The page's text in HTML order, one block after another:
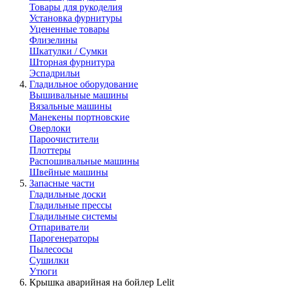
Товары для рукоделия
Установка фурнитуры
Уцененные товары
Флизелины
Шкатулки / Сумки
Шторная фурнитура
Эспадрильи
Гладильное оборудование
Вышивальные машины
Вязальные машины
Манекены портновские
Оверлоки
Пароочистители
Плоттеры
Распошивальные машины
Швейные машины
Запасные части
Гладильные доски
Гладильные прессы
Гладильные системы
Отпариватели
Парогенераторы
Пылесосы
Сушилки
Утюги
Крышка аварийная на бойлер Lelit